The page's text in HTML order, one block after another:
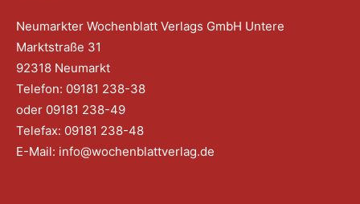
Neumarkter Wochenblatt Verlags GmbH Untere
Marktstraße 31
92318 Neumarkt
Telefon: 09181 238-38
oder 09181 238-49
Telefax: 09181 238-48
E-Mail: info@wochenblattverlag.de